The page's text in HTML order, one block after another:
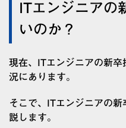
ITエンジニアの
いのか？
現在、ITエンジニアの新
況にあります。
そこで、ITエンジニアの
説します。